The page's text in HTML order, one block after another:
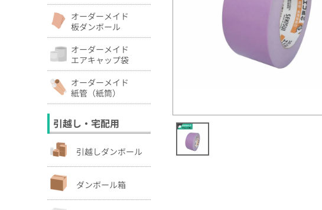
オーダーメイド
板ダンボール
オーダーメイド
エアキャップ袋
オーダーメイド
紙管（紙筒）
引越し・宅配用
引越しダンボール
ダンボール箱